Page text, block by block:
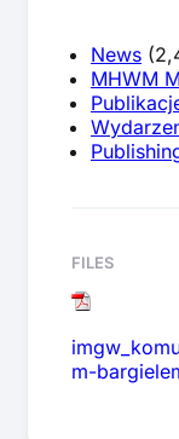
News
MHWM
FILES
m-